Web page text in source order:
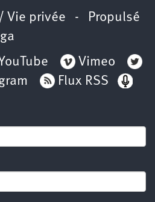
Vie privée - Propulsé
Vimeo
Flux RSS